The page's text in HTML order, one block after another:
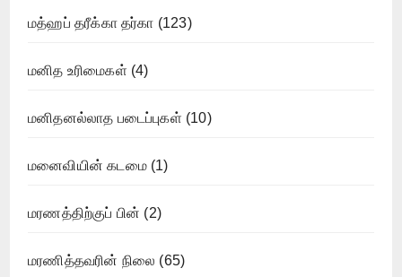
மத்ஹப் தரீக்கா தர்கா (123)
மனித உரிமைகள் (4)
மனிதனல்லாத படைப்புகள் (10)
மனைவியின் கடமை(1)
மரணத்திற்குப் பின் (2)
மரணித்தவரின் நிலை (65)